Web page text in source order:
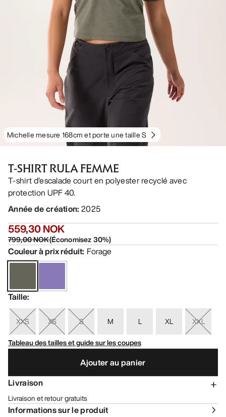
Michelle mesure 168cm et porte une taille S
T-SHIRT RULA FEMME
T-shirt d’escalade court en polyester recyclé avec
protection UPF 40.
Année de création: 2025
559,30 NOK
799,00 NOK(Économisez30%)
Couleur à prix réduit: Forage
Taille:
XXS XS S M L XL
XXL
Tableau des tailles et guide sur les coupes
Ajouter au panier
Livraison
Livraison et retour gratuits
Informations sur le produit